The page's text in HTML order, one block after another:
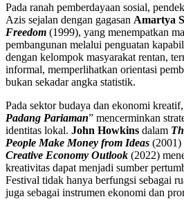
Pada ranah pemberdayaan sosial,
Azis sejalan dengan gagasan Amartya
Freedom (1999), yang menempatkan
pembangunan melalui penguatan
dengan kelompok masyarakat rentan,
informal, memperlihatkan orientasi
bukan sekadar angka statistik.
Pada sektor budaya dan ekonomi
Padang Pariaman” mencerminkan
identitas lokal. John Howkins dalam
People Make Money from Ideas (2001)
Creative Economy Outlook (2022)
kreativitas dapat menjadi sumber
Festival tidak hanya berfungsi sebagai
juga sebagai instrumen ekonomi dan